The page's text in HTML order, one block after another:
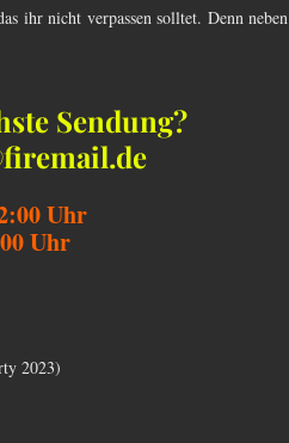
ihr nicht verpassen solltet. Denn neben
Sendung?
Uhr
Uhr
2023)